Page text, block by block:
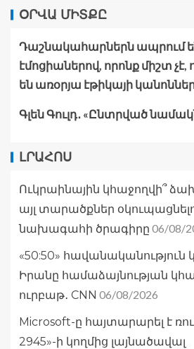
ՕՐՎԱ ՄԻՏՔԸ
Դաշնակահարներն ապրում
էմոցիաներով, որոնք միշտ
են առօրյա էթիկայի
Գլեն Գուլդ․ «Ընտրված
ԼՐԱՀՈՍ
Ուկրաինային կհաջողվի՞
այլ տարածքներ
նախագահի ծրագիրը 06/08/
«50:50» հավանականություն
Իրանը համաձայնության
ուրբաթ․ CNN 06/08/2026
Microsoft-ը հայտարարել է
2945»-ի կողմից լայնածավալ